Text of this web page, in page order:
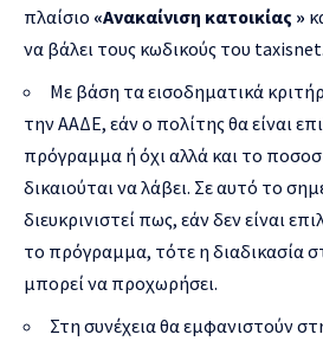
πλαίσιο «Ανακαίνιση κατοικίας »
να βάλει τους κωδικούς του taxisnet.
Με βάση τα εισοδηματικά
την ΑΑΔΕ, εάν ο πολίτης θα είναι
πρόγραμμα ή όχι αλλά και το
δικαιούται να λάβει. Σε αυτό το
διευκρινιστεί πως, εάν δεν είναι
το πρόγραμμα, τότε η διαδικασία
μπορεί να προχωρήσει.
Στη συνέχεια θα εμφανιστούν